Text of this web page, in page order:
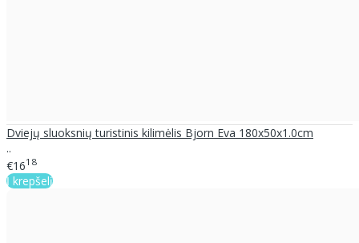
Dviejų sluoksnių turistinis kilimėlis Bjorn Eva 180x50x1.0cm
..
€1618
Į krepšelį